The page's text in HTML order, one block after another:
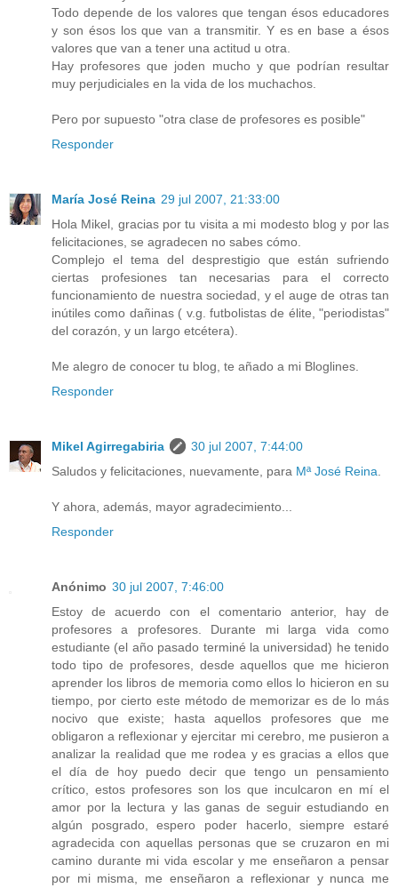
Todo depende de los valores que tengan ésos educadores
y son ésos los que van a transmitir. Y es en base a ésos
valores que van a tener una actitud u otra.
Hay profesores que joden mucho y que podrían resultar
muy perjudiciales en la vida de los muchachos.
Pero por supuesto "otra clase de profesores es posible"
Responder
María José Reina 29 jul 2007, 21:33:00
Hola Mikel, gracias por tu visita a mi modesto blog y por las
felicitaciones, se agradecen no sabes cómo.
Complejo el tema del desprestigio que están sufriendo
ciertas profesiones tan necesarias para el correcto
funcionamiento de nuestra sociedad, y el auge de otras tan
inútiles como dañinas ( v.g. futbolistas de élite, "periodistas"
del corazón, y un largo etcétera).
Me alegro de conocer tu blog, te añado a mi Bloglines.
Responder
Mikel Agirregabiria
30 jul 2007, 7:44:00
Saludos y felicitaciones, nuevamente, para Mª José Reina
Y ahora, además, mayor agradecimiento...
Responder
Anónimo 30 jul 2007, 7:46:00
Estoy de acuerdo con el comentario anterior, hay de
profesores a profesores. Durante mi larga vida como
estudiante (el año pasado terminé la universidad) he tenido
todo tipo de profesores, desde aquellos que me hicieron
aprender los libros de memoria como ellos lo hicieron en su
tiempo, por cierto este método de memorizar es de lo más
nocivo que existe; hasta aquellos profesores que me
obligaron a reflexionar y ejercitar mi cerebro, me pusieron a
analizar la realidad que me rodea y es gracias a ellos que
el día de hoy puedo decir que tengo un pensamiento
crítico, estos profesores son los que inculcaron en mí el
amor por la lectura y las ganas de seguir estudiando en
algún posgrado, espero poder hacerlo, siempre estaré
agradecida con aquellas personas que se cruzaron en mi
camino durante mi vida escolar y me enseñaron a pensar
por mi misma, me enseñaron a reflexionar y nunca me